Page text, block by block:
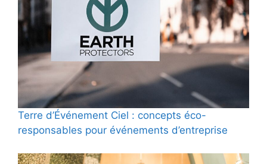
Terre d’Événement Ciel : concepts éco-
responsables pour événements d’entreprise